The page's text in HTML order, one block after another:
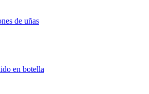
de uñas
en botella